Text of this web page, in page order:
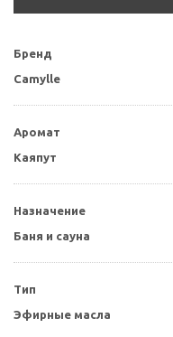
Бренд
Camylle
Аромат
Каяпут
Назначение
Баня и сауна
Тип
Эфирные масла